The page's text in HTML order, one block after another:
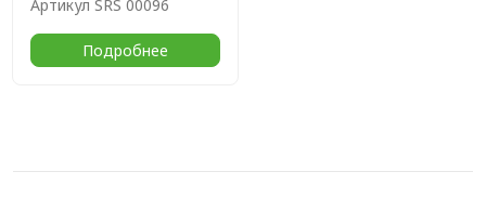
Артикул SRS 00096
Подробнее